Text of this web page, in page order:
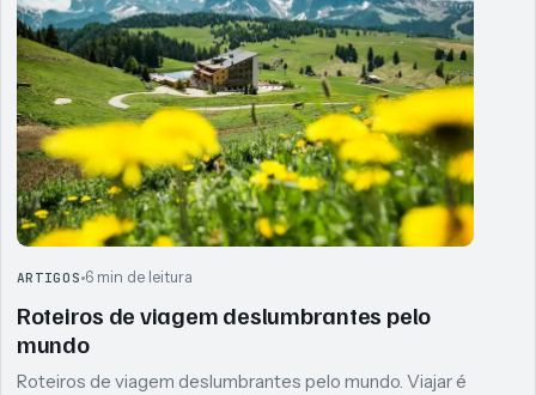
ARTIGOS 6 min de leitura
Roteiros de viagem deslumbrantes pelo
mundo
Roteiros de viagem deslumbrantes pelo mundo. Viajar é